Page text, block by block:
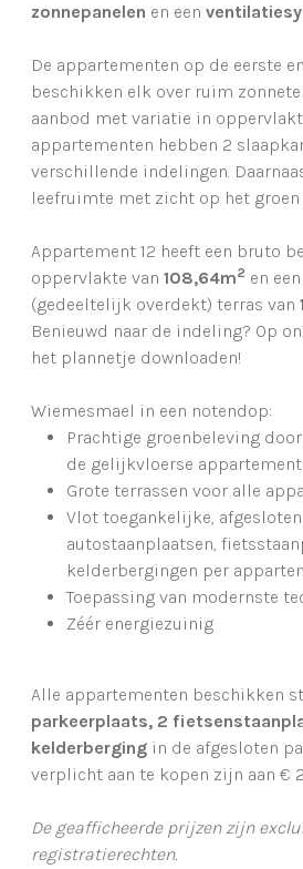
zonnepanelen en een
De appartementen op de eerste
beschikken elk over ruim
aanbod met variatie in
appartementen hebben 2
verschillende indelingen.
leefruimte met zicht op het groen
Appartement 12 heeft een bruto
oppervlakte van 108,64m2 en
(gedeeltelijk overdekt) terras van
Benieuwd naar de indeling? Op
het plannetje downloaden!
Wiemesmael in een notendop:
Prachtige groenbeleving
de gelijkvloerse
Grote terrassen voor alle
Vlot toegankelijke,
autostaanplaatsen,
kelderbergingen per
Toepassing van modernste
Zéér energiezuinig
Alle appartementen beschikken
parkeerplaats, 2
kelderberging in de afgesloten
verplicht aan te kopen zijn aan €
De geafficheerde prijzen zijn
registratierechten.